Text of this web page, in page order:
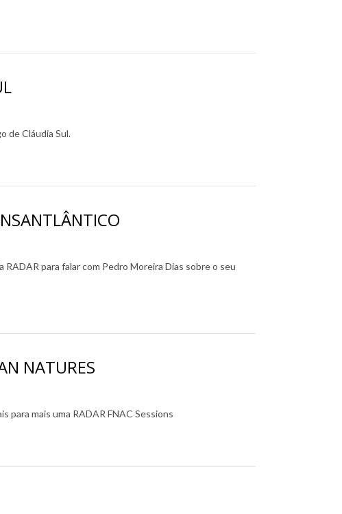
de Cláudia Sul.
para falar com Pedro Moreira Dias sobre o seu
NATURES
para mais uma RADAR FNAC Sessions